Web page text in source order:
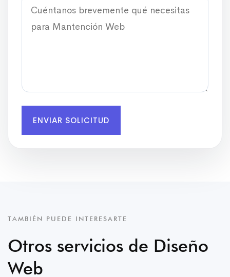
ENVIAR SOLICITUD
TAMBIÉN PUEDE INTERESARTE
Otros servicios de Diseño
Web